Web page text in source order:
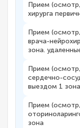
Прием
хирурга
Прием
врача-
зона.
Прием
сердечно-
выездом 1 зона
Прием
зона